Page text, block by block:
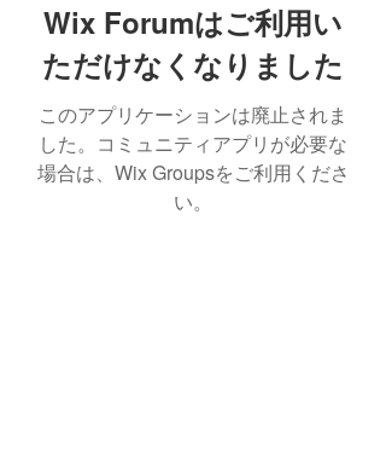
Wix Forumはご利用い
ただけなくなりました
このアプリケーションは廃止されま
した。コミュニティアプリが必要な
場合は、Wix Groupsをご利用くださ
い。